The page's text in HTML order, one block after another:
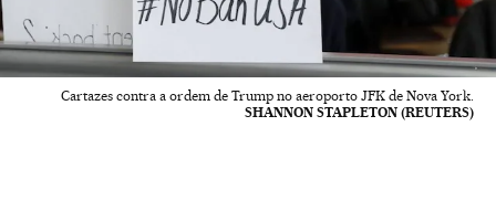
Cartazes contra a ordem de Trump no aeroporto JFK de Nova York.
SHANNON STAPLETON (REUTERS)